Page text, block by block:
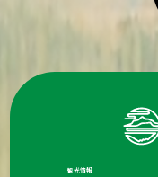
観光情報